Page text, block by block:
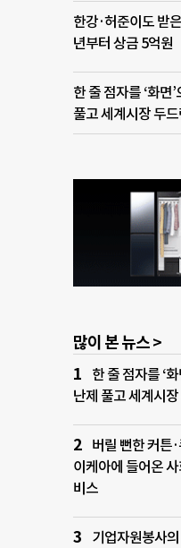
한강·허준이도 받
년부터 상금 5억원
한 줄 점자를 ‘화면
풀고 세계시장 두드
많이 본 뉴스 >
한 줄 점자를 ‘
난제 풀고 세계시장
버릴 뻔한 커튼
이케아에 들어온
비스
기업자원봉사의